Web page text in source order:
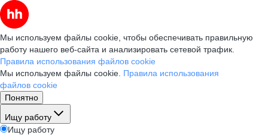
Мы используем файлы cookie, чтобы обеспечивать правильную
работу нашего веб-сайта и анализировать сетевой трафик.
Правила использования файлов cookie
Мы используем файлы cookie. Правила использования
файлов cookie
Понятно
Ищу работу
Ищу работу